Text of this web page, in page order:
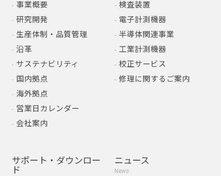
事業概要
研究開発
生産体制・品質管理
沿革
サステナビリティ
国内拠点
海外拠点
営業日カレンダー
会社案内
検査装置
電子計測機器
半導体関連事業
工業計測機器
校正サービス
修理に関するご案内
サポート・ダウンロー
ド
ニュース
News